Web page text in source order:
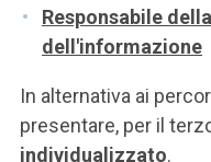
Responsabile
dell'informazione
In alternativa ai
presentare, per il
individualizzato.